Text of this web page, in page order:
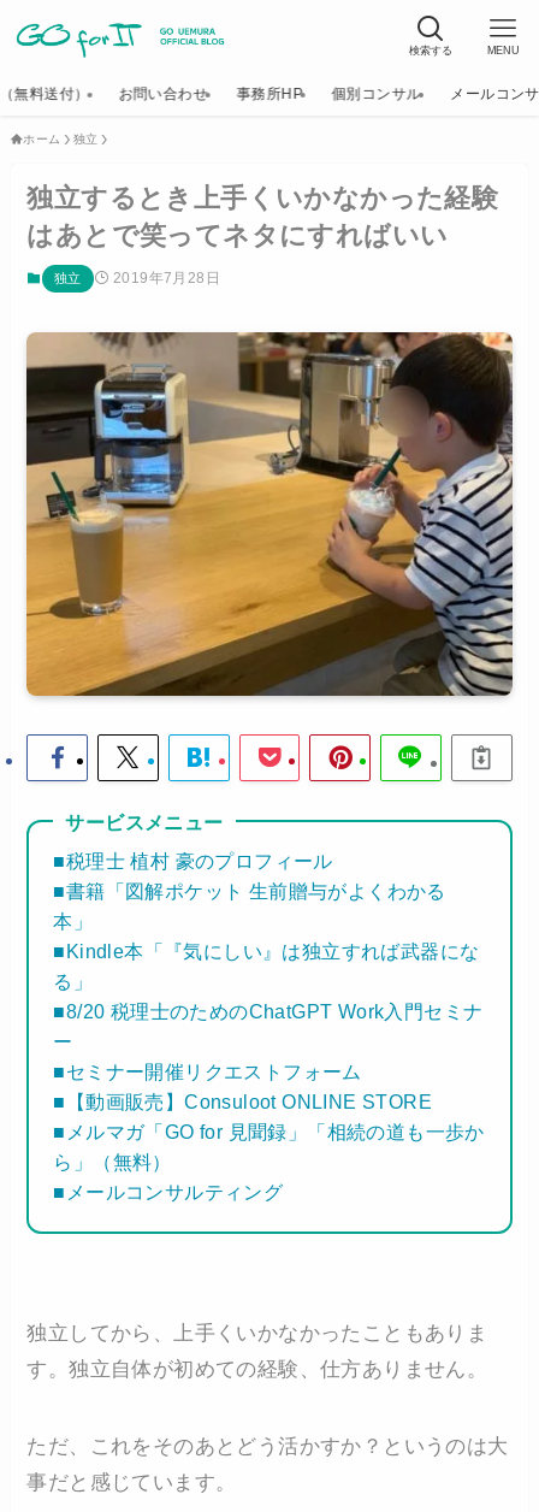
検索する MENU
無料送付） お問い合わせ 事務所HP 個別コンサル メールコン
ホーム 独立
独立するとき上手くいかなかった経験
はあとで笑ってネタにすればいい
独立 2019年7月28日
サービスメニュー
■税理士 植村 豪のプロフィール
■書籍「図解ポケット 生前贈与がよくわかる
本」
■Kindle本「『気にしい』は独立すれば武器にな
る」
■8/20 税理士のためのChatGPT Work入門セミナ
ー
■セミナー開催リクエストフォーム
■【動画販売】Consuloot ONLINE STORE
■メルマガ「GO for 見聞録」「相続の道も一歩か
ら」（無料）
■メールコンサルティング
独立してから、上手くいかなかったこともありま
す。独立自体が初めての経験、仕方ありません。
ただ、これをそのあとどう活かすか？というのは大
事だと感じています。